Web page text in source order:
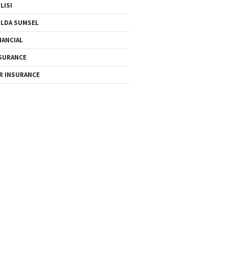
SUMSEL
INSURANCE